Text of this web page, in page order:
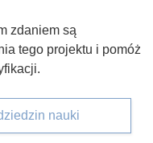
zdaniem są
tego projektu i pomóż
nauki